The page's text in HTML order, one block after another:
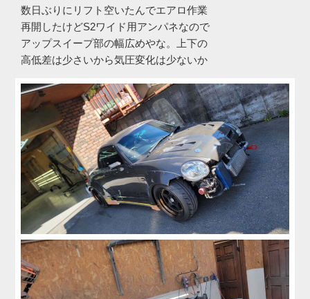
数日ぶりにリフト空いたんでエアロ作業
再開したけどS2ワイド用アンパネなので
アップスイープ部の幅広めやな。上下の
高低差は少さいから気圧変化は少ないか